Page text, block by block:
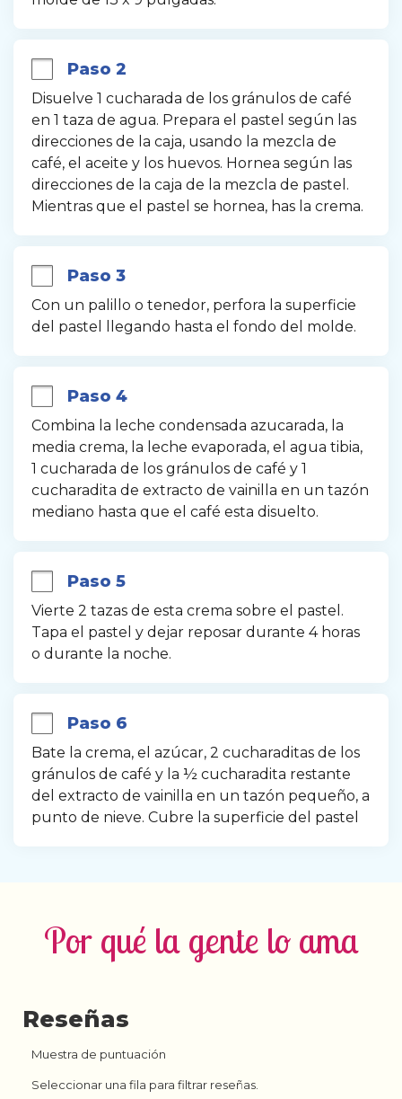
Paso 2
Disuelve 1 cucharada de los gránulos de café
en 1 taza de agua. Prepara el pastel según las
direcciones de la caja, usando la mezcla de
café, el aceite y los huevos. Hornea según las
direcciones de la caja de la mezcla de pastel.
Mientras que el pastel se hornea, has la crema.
Paso 3
Con un palillo o tenedor, perfora la superficie
del pastel llegando hasta el fondo del molde.
Paso 4
Combina la leche condensada azucarada, la
media crema, la leche evaporada, el agua tibia,
1 cucharada de los gránulos de café y 1
cucharadita de extracto de vainilla en un tazón
mediano hasta que el café esta disuelto.
Paso 5
Vierte 2 tazas de esta crema sobre el pastel.
Tapa el pastel y dejar reposar durante 4 horas
o durante la noche.
Paso 6
Bate la crema, el azúcar, 2 cucharaditas de los
gránulos de café y la ½ cucharadita restante
del extracto de vainilla en un tazón pequeño, a
punto de nieve. Cubre la superficie del pastel
Por qué la gente lo ama